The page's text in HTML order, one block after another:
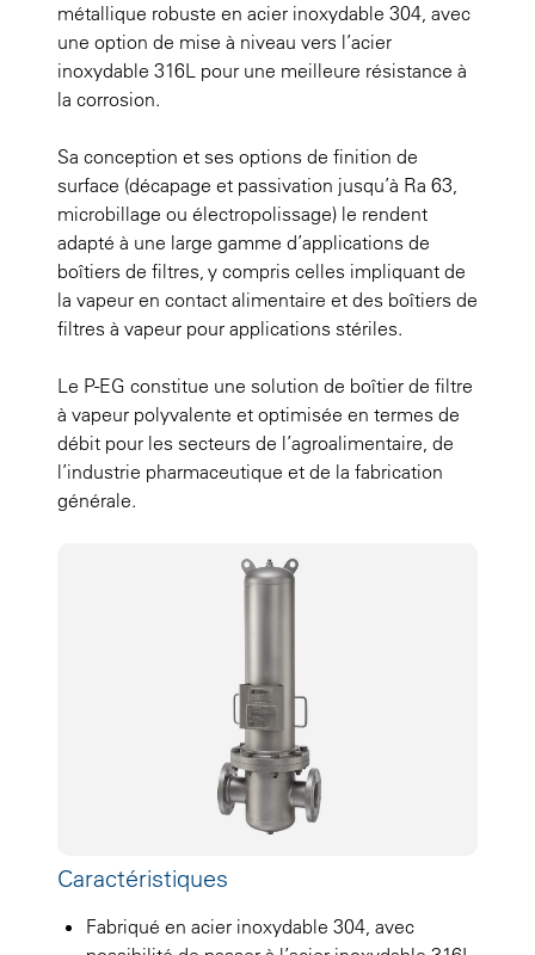
métallique robuste en acier inoxydable 304, avec
une option de mise à niveau vers l’acier
inoxydable 316L pour une meilleure résistance à
la corrosion.
Sa conception et ses options de finition de
surface (décapage et passivation jusqu’à Ra 63,
microbillage ou électropolissage) le rendent
adapté à une large gamme d’applications de
boîtiers de filtres, y compris celles impliquant de
la vapeur en contact alimentaire et des boîtiers de
filtres à vapeur pour applications stériles.
Le P-EG constitue une solution de boîtier de filtre
à vapeur polyvalente et optimisée en termes de
débit pour les secteurs de l’agroalimentaire, de
l’industrie pharmaceutique et de la fabrication
générale.
Caractéristiques
Fabriqué en acier inoxydable 304, avec